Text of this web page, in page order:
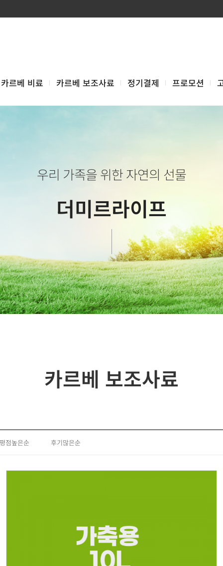
카르베 비료 카르베 보조사료 정기결제 프로모션
우리 가족을 위한 자연의 선물
더미르라이프
카르베 보조사료
평점높은순 후기많은순